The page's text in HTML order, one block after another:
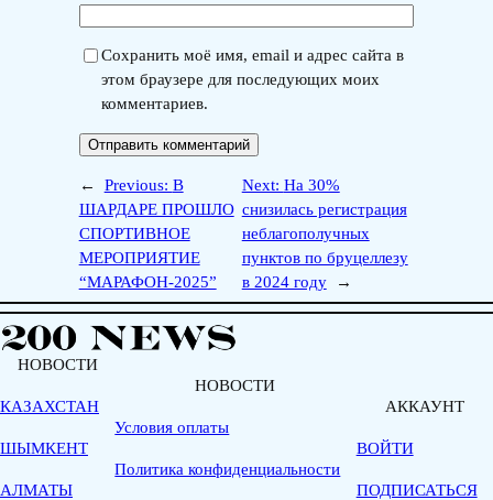
Сохранить моё имя, email и адрес сайта в
этом браузере для последующих моих
комментариев.
← Previous: В
ШАРДАРЕ ПРОШЛО
СПОРТИВНОЕ
МЕРОПРИЯТИЕ
“МАРАФОН-2025”
Next: На 30%
снизилась регистрация
неблагополучных
пунктов по бруцеллезу
в 2024 году
→
НОВОСТИ
КАЗАХСТАН
ШЫМКЕНТ
АЛМАТЫ
НОВОСТИ
Условия оплаты
Политика конфиденциальности
АККАУНТ
ВОЙТИ
ПОДПИСАТЬСЯ